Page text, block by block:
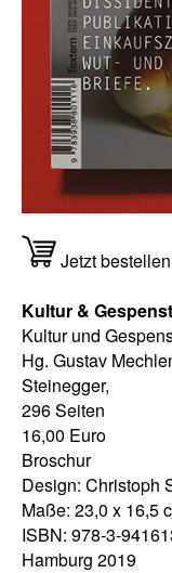
Jetzt bestellen
Kultur &
Kultur und
Hg. Gustav
Steinegger,
296 Seiten
16,00 Euro
Broschur
Design: Christoph
Maße: 23,0 x 16,5
ISBN: 978-3-
Hamburg 2019